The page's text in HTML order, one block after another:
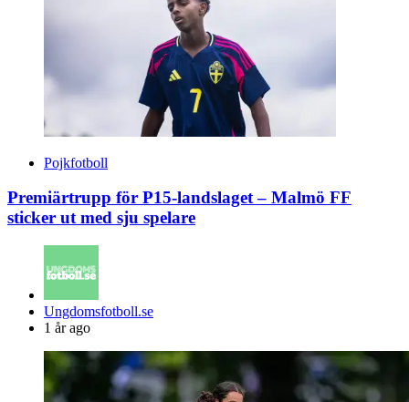
Pojkfotboll
Premiärtrupp för P15-landslaget – Malmö FF
sticker ut med sju spelare
Posted
by
Ungdomsfotboll.se
1 år ago